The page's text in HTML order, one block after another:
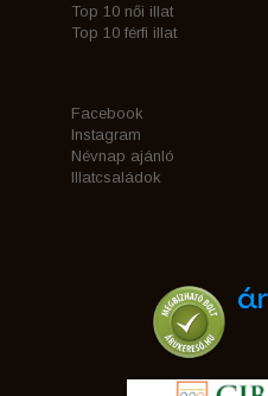
Top 10 női illat
Top 10 férfi illat
Facebook
Instagram
Névnap ajánló
Illatcsaládok